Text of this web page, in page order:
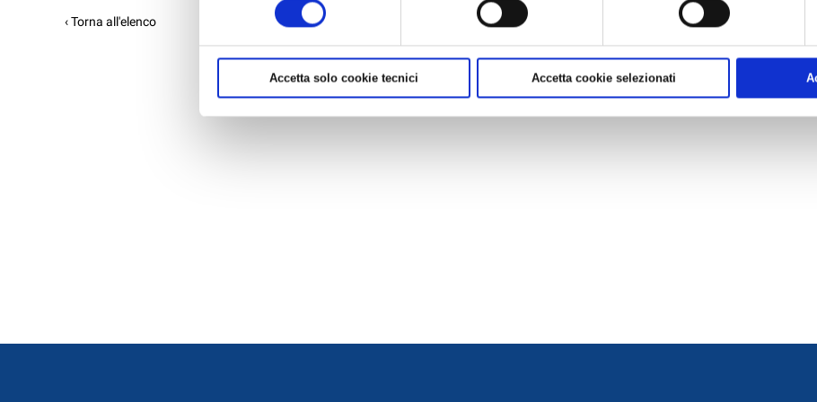
Accetta solo cookie tecnici Accetta cookie selezionati
‹ Torna all'elenco